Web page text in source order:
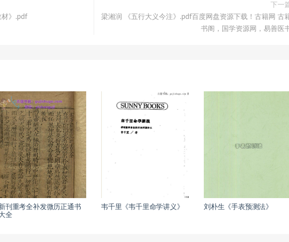
材》.pdf
下一
梁湘润 《五行大义今注》.pdf百度网盘资源下载！古籍网 古
书阁，国学资源网，易善医
刊重考全补发微历正通书
全
韦千里《韦千里命学讲义》 刘朴生《手表预测法》